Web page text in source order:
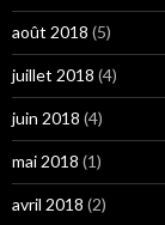
août 2018 (5)
juillet 2018 (4)
juin 2018 (4)
mai 2018 (1)
avril 2018 (2)